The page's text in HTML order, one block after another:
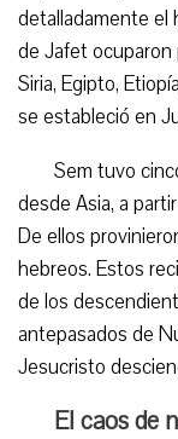
detalladamente el
de Jafet ocuparon
Siria, Egipto,
se estableció en
Sem tuvo
desde Asia, a
De ellos
hebreos. Estos
de los
antepasados de
Jesucristo
El caos de